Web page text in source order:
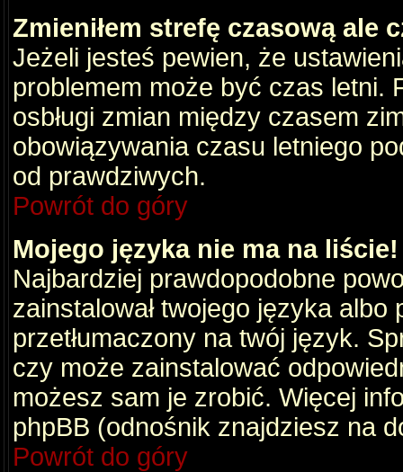
Zmieniłem strefę czasową ale
Jeżeli jesteś pewien, że
problemem może być czas letni.
osbługi zmian między czasem
obowiązywania czasu letniego
od prawdziwych.
Powrót do góry
Mojego języka nie ma na liście!
Najbardziej prawdopodobne
zainstalował twojego języka albo
przetłumaczony na twój język.
czy może zainstalować
możesz sam je zrobić. Więcej
phpBB (odnośnik znajdziesz na
Powrót do góry